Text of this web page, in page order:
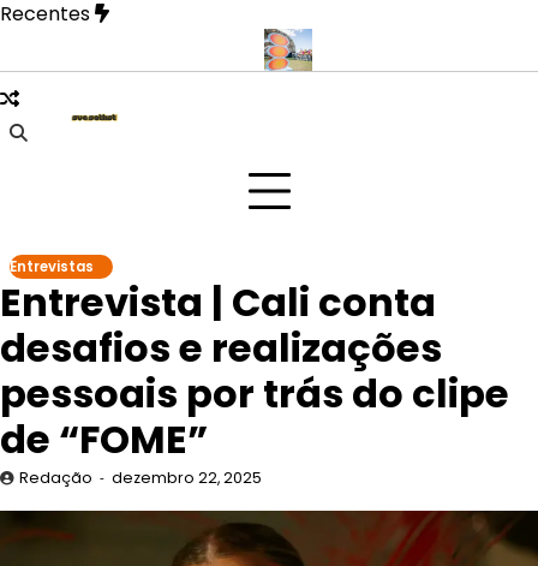
Skip
content
Recentes
íntima em novo EP
Entrevistas
Entrevista | Cali conta
desafios e realizações
pessoais por trás do clipe
de “FOME”
Redação dezembro 22, 2025